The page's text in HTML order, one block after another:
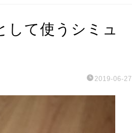
して使うシミュ
2019-06-27